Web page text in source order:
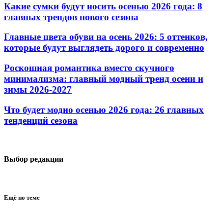
Какие сумки будут носить осенью 2026 года: 8
главных трендов нового сезона
Главные цвета обуви на осень 2026: 5 оттенков,
которые будут выглядеть дорого и современно
Роскошная романтика вместо скучного
минимализма: главный модный тренд осени и
зимы 2026-2027
Что будет модно осенью 2026 года: 26 главных
тенденций сезона
Выбор редакции
Ещё по теме